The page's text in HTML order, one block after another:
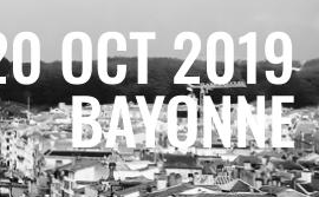
OCT 2019
BAYONNE